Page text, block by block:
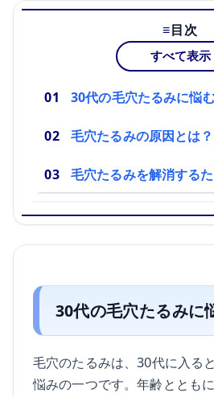
目次
すべて表示
30代の毛穴たるみに悩
毛穴たるみの原因とは？
毛穴たるみを解消する
30代の毛穴たるみに
毛穴のたるみは、30代に入る
悩みの一つです。年齢ととも